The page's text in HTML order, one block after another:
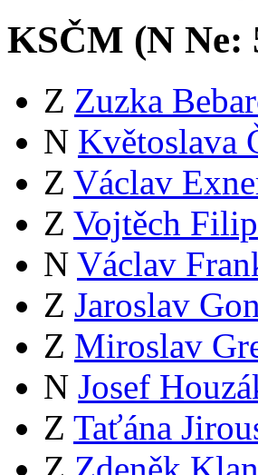
KSČM (N Ne:
Z Zuzka
N Květoslava
Z Václav
Z Vojtěch Filip
N Václav
Z Jaroslav
Z Miroslav
N Josef
Z Taťána